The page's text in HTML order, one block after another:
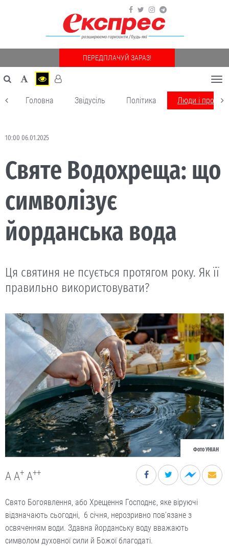
ПЕРЕДПЛАЧУЙ ЗАРАЗ!
Головна Звідусіль Політика Люди і
10:00 06.01.2025
Святе Водохреща: що
символізує
йорданська вода
Ця святиня не псується протягом року. Як її
правильно використовувати?
Фото УНІАН
A A+ A++
Свято Богоявлення, або Хрещення Господнє, яке віруючі
відзначають сьогодні, 6 січня, нерозривно пов’язане з
освяченням води. Здавна йорданську воду вважають
символом духовної сили й Божої благодаті.